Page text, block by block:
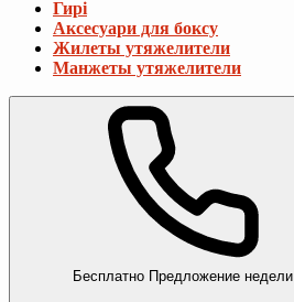
Гирі
Аксесуари для боксу
Жилеты утяжелители
Манжеты утяжелители
Бесплатно Предложение недели